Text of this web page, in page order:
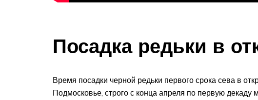
Посадка редьки в
Время посадки черной редьки первого срока сева в
Подмосковье, строго с конца апреля по первую декаду